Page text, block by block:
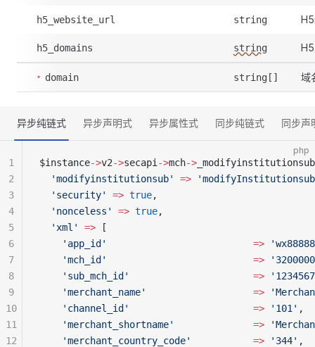
h5_website_url string
h5_domains string
domain string[] 域
异步纯链式 异步声明式 异步属性式 同步纯链式 同步声
php
$instance->v2->secapi ->mch->
  'modifyinstitutionsub'
=>
  'security'
=> true,
  'nonceless'
=> true,
  'xml'
=> [
    'app_id'
                          =>
    'mch_id'
                          =>
    'sub_mch_id'
                      =>
    'merchant_name'
                   =>
    'channel_id'
                      =>
'101' ,
    'merchant_shortname'
              =>
    'merchant_country_code'
           =>
'344' ,
1
2
3
4
5
6
7
8
9
10
11
12